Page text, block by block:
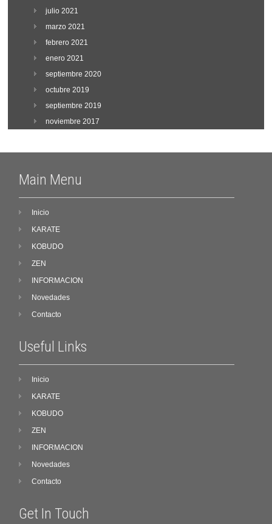
julio 2021
marzo 2021
febrero 2021
enero 2021
septiembre 2020
octubre 2019
septiembre 2019
noviembre 2017
Main Menu
Inicio
KARATE
KOBUDO
ZEN
INFORMACION
Novedades
Contacto
Useful Links
Inicio
KARATE
KOBUDO
ZEN
INFORMACION
Novedades
Contacto
Get In Touch